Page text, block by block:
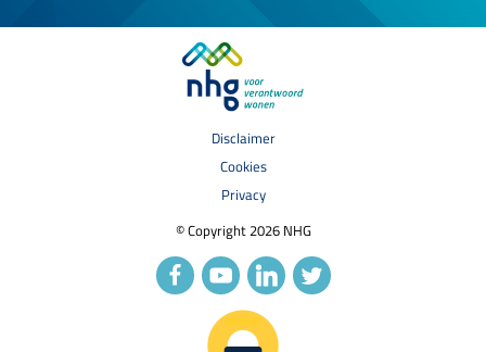
© Copyright 2026 NHG
Disclaimer
Cookies
Privacy